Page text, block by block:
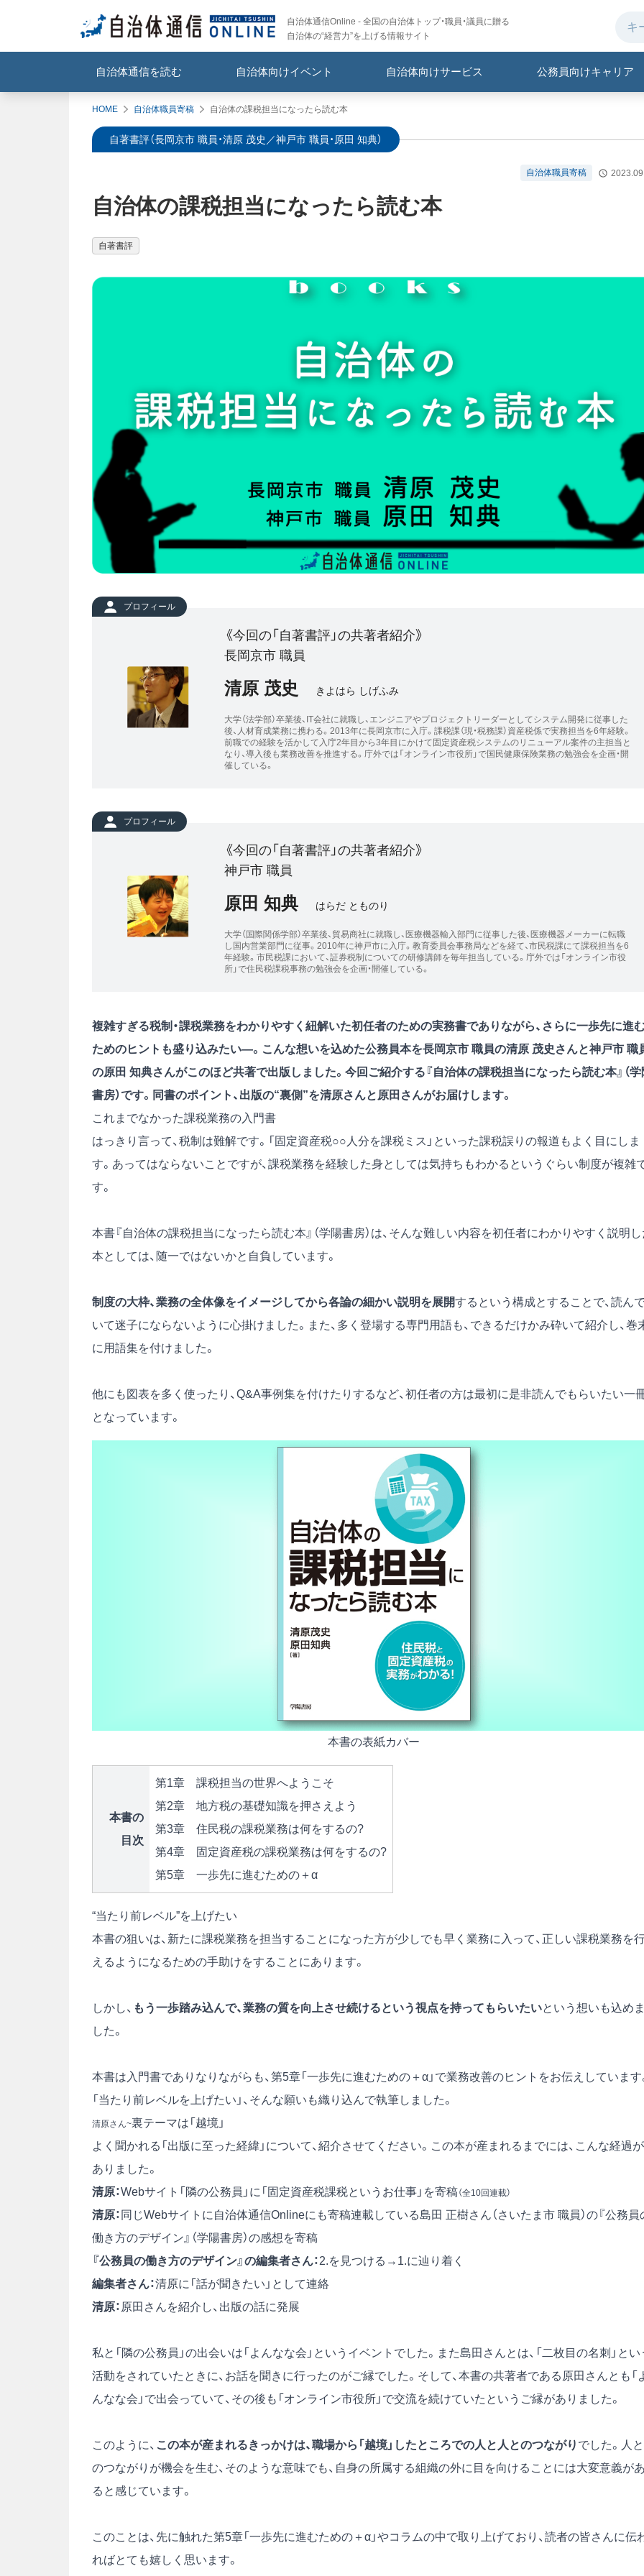
自治体通信Online - 全国の自治体トップ・職員・議員に贈る
自治体の“経営力”を上げる情報サイト
自治体通信を読む 自治体向けイベント 自治体向けサービス 公務員向けキャリア
HOME 自治体職員寄稿 自治体の課税担当になったら読む本
自著書評（長岡京市 職員・清原 茂史／神戸市 職員・原田 知典）
自治体職員寄稿
自治体の課税担当になったら読む本
自著書評
プロフィール
《今回の「自著書評」の共著者紹介》
長岡京市 職員
清原 茂史 きよはら しげふみ
大学（法学部）卒業後、IT会社に就職し、エンジニアやプロジェクトリーダーとしてシステム開発に従事した
後、人材育成業務に携わる。2013年に長岡京市に入庁。課税課（現・税務課）資産税係で実務担当を6年経験。
前職での経験を活かして入庁2年目から3年目にかけて固定資産税システムのリニューアル案件の主担当と
なり、導入後も業務改善を推進する。庁外では「オンライン市役所」で国民健康保険業務の勉強会を企画・開
催している。
プロフィール
《今回の「自著書評」の共著者紹介》
神戸市 職員
原田 知典 はらだ とものり
大学（国際関係学部）卒業後、貿易商社に就職し、医療機器輸入部門に従事した後、医療機器メーカーに転職
し国内営業部門に従事。2010年に神戸市に入庁。教育委員会事務局などを経て、市民税課にて課税担当を6
年経験。市民税課において、証券税制についての研修講師を毎年担当している。庁外では「オンライン市役
所」で住民税課税事務の勉強会を企画・開催している。
複雑すぎる税制・課税業務をわかりやすく紐解いた初任者のための実務書でありながら、さらに一歩先に進
ためのヒントも盛り込みたい―。こんな想いを込めた公務員本を長岡京市 職員の清原 茂史さんと神戸市 職
の原田 知典さんがこのほど共著で出版しました。今回ご紹介する 『自治体の課税担当になったら読む本』 （
書房）です。同書のポイント、出版の“裏側”を清原さんと原田さんがお届けします。
これまでなかった課税業務の入門書
はっきり言って、税制は難解です。「固定資産税○○人分を課税ミス」といった課税誤りの報道もよく目にしま
す。あってはならないことですが、課税業務を経験した身としては気持ちもわかるというぐらい制度が複雑
す。
本書『自治体の課税担当になったら読む本』 （学陽書房）は、そんな難しい内容を初任者にわかりやすく説明し
本としては、随一ではないかと自負しています。
制度の大枠、業務の全体像をイメージしてから各論の細かい説明を展開するという構成とすることで、読ん
いて迷子にならないように心掛けました。また、多く登場する専門用語も、できるだけかみ砕いて紹介し、巻
に用語集を付けました。
他にも図表を多く使ったり、Q&A事例集を付けたりするなど、初任者の方は最初に是非読んでもらいたい一
となっています。
本書の表紙カバー
本書の
目次
第1章 課税担当の世界へようこそ
第2章 地方税の基礎知識を押さえよう
第3章 住民税の課税業務は何をするの?
第4章 固定資産税の課税業務は何をするの?
第5章 一歩先に進むための＋α
“当たり前レベル”を上げたい
本書の狙いは、新たに課税業務を担当することになった方が少しでも早く業務に入って、正しい課税業務を
えるようになるための手助けをすることにあります。
しかし、 もう一歩踏み込んで、業務の質を向上させ続けるという視点を持ってもらいたいという想いも込めま
した。
本書は入門書でありなりながらも、第5章「一歩先に進むための＋α」で業務改善のヒントをお伝えしています
「当たり前レベルを上げたい」、そんな願いも織り込んで執筆しました。
清原さん~裏テーマは「越境」
よく聞かれる「出版に至った経緯」について、紹介させてください。この本が産まれるまでには、こんな経過が
ありました。
清原：Webサイト 「隣の公務員」 に 「固定資産税課税というお仕事」を寄稿（全10回連載）
清原： 同じWebサイトに 自治体通信Onlineにも寄稿連載している島田 正樹さん （さいたま市 職員）の『公務員
働き方のデザイン』 （学陽書房）の感想を寄稿
『公務員の働き方のデザイン』の編集者さん：2.を見つける→1.に辿り着く
編集者さん：清原に「話が聞きたい」として連絡
清原： 原田さんを紹介し、出版の話に発展
私と「隣の公務員」の出会いは 「よんなな会」 というイベントでした。また島田さんとは、「二枚目の名刺」とい
活動をされていたときに、お話を聞きに行ったのがご縁でした。そして、本書の共著者である原田さんとも「
んなな会」で出会っていて、その後も 「オンライン市役所」 で交流を続けていたというご縁がありました。
このように、 この本が産まれるきっかけは、職場から「越境」したところでの人と人とのつながり でした。人と
のつながりが機会を生む、そのような意味でも、自身の所属する組織の外に目を向けることには大変意義があ
ると感じています。
このことは、先に触れた第5章「一歩先に進むための＋α」やコラムの中で取り上げており、読者の皆さんに伝
ればとても嬉しく思います。